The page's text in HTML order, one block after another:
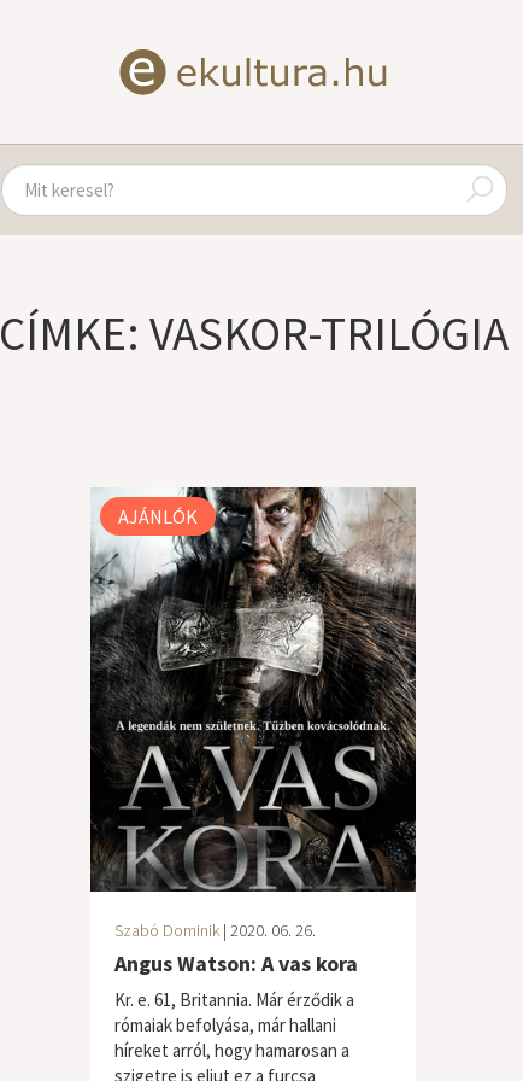
CÍMKE: VASKOR-TRILÓGIA
AJÁNLÓK
Szabó Dominik | 2020. 06. 26.
Angus Watson: A vas kora
Kr. e. 61, Britannia. Már érződik a
rómaiak befolyása, már hallani
híreket arról, hogy hamarosan a
szigetre is eljut ez a furcsa